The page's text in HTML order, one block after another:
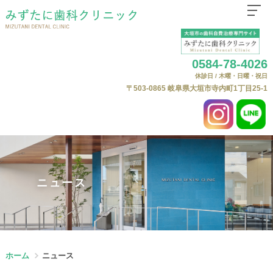
0584-78-4026
休診日 / 木曜・日曜・祝日
〒503-0865 岐阜県大垣市寺内町1丁目25-1
よくある質問
自費料金表
ニュース
Web予約
ニュース
ホーム ニュース